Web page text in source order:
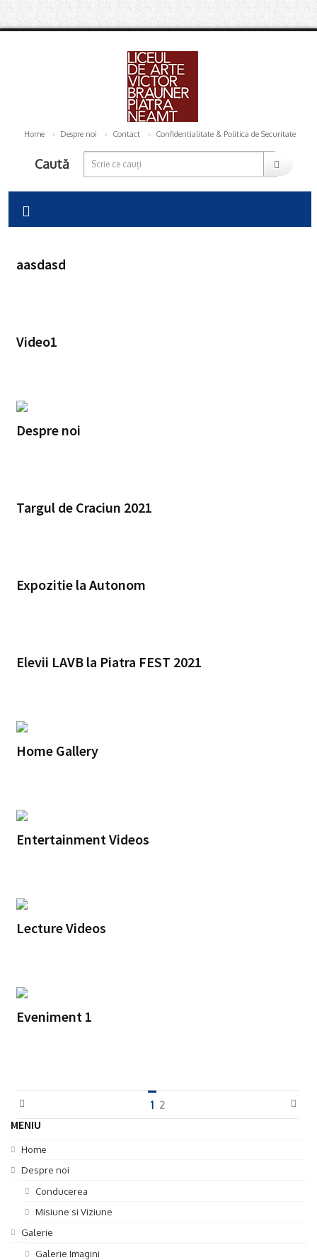
Home Despre noi Contact Confidentialitate & Politica de Securitate
Caută
aasdasd
Video1
Despre noi
Targul de Craciun 2021
Expozitie la Autonom
Elevii LAVB la Piatra FEST 2021
Home Gallery
Entertainment Videos
Lecture Videos
Eveniment 1
1 2
MENIU
Home
Despre noi
Conducerea
Misiune si Viziune
Galerie
Galerie Imagini